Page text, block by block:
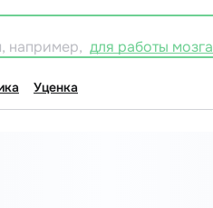
например, для работы мозга
Уценка